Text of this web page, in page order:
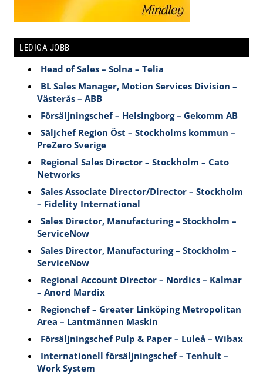
LEDIGA JOBB
Head of Sales – Solna – Telia
BL Sales Manager, Motion Services Division –
Västerås – ABB
Försäljningschef – Helsingborg – Gekomm AB
Säljchef Region Öst – Stockholms kommun –
PreZero Sverige
Regional Sales Director – Stockholm – Cato
Networks
Sales Associate Director/Director – Stockholm
– Fidelity International
Sales Director, Manufacturing – Stockholm –
ServiceNow
Sales Director, Manufacturing – Stockholm –
ServiceNow
Regional Account Director – Nordics – Kalmar
– Anord Mardix
Regionchef – Greater Linköping Metropolitan
Area – Lantmännen Maskin
Försäljningschef Pulp & Paper – Luleå – Wibax
Internationell försäljningschef – Tenhult –
Work System